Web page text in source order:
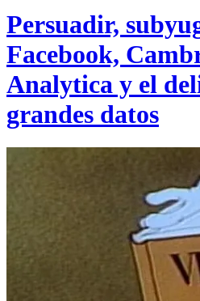
Persuadir,
Facebook,
Analytica y el
grandes datos